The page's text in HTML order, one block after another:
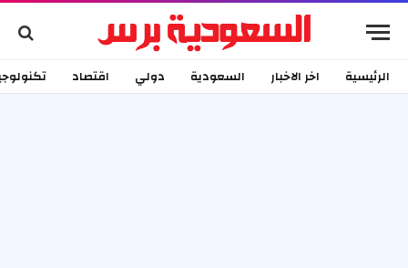
الرئيسية اخر الاخبار السعودية دولي اقتصاد